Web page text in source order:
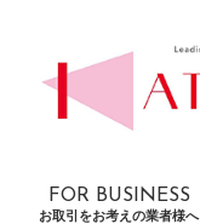
FOR BUSINESS
お取引をお考えの業者様へ